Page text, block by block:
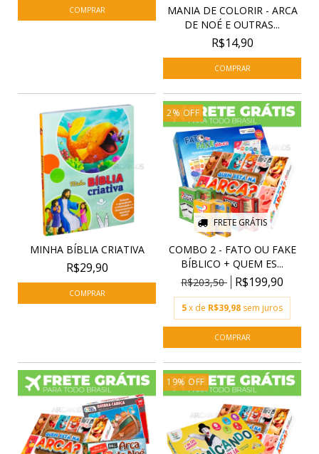
MANIA DE COLORIR - ARCA
DE NOÉ E OUTRAS...
R$14,90
MINHA BÍBLIA CRIATIVA
R$29,90
2% OFF
FRETE GRÁTIS
COMBO 2 - FATO OU FAKE
BÍBLICO + QUEM ES...
R$203,50
R$199,90
5x de R$39,98 sem juros
19% OFF